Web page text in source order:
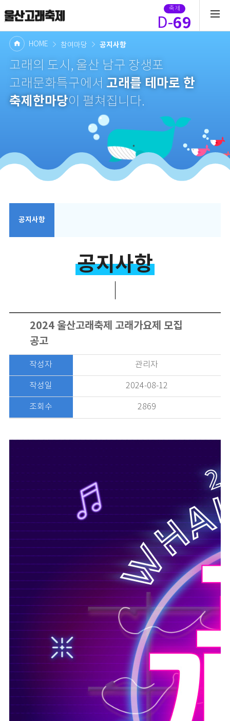
축제
D-69
HOME 참여마당 공지사항
고래의 도시, 울산 남구 장생포
고래문화특구에서 고래를 테마로 한
축제한마당이 펼쳐집니다.
공지사항
공지사항
2024 울산고래축제 고래가요제 모집
공고
작성자 관리자
작성일 2024-08-12
조회수 2869